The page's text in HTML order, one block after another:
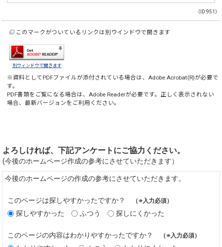
（ID:951）
このマークがついているリンクは別ウインドウで開きます
別ウィンドウで開きます
※資料としてPDFファイルが添付されている場合は、Adobe Acrobat(R)が必要で
す。
PDF書類をご覧になる場合は、Adobe Readerが必要です。正しく表示されない
場合、最新バージョンをご利用ください。